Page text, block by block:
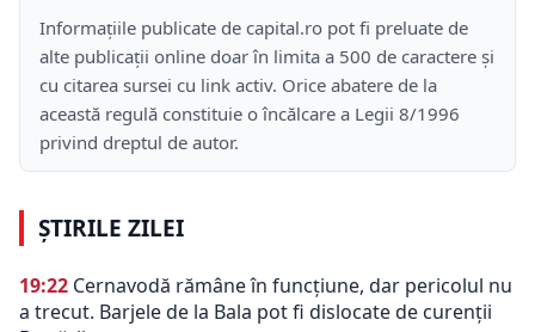
Informațiile publicate de capital.ro pot fi preluate de
alte publicații online doar în limita a 500 de caractere și
cu citarea sursei cu link activ. Orice abatere de la
această regulă constituie o încălcare a Legii 8/1996
privind dreptul de autor.
ȘTIRILE ZILEI
19:22 Cernavodă rămâne în funcțiune, dar pericolul nu
a trecut. Barjele de la Bala pot fi dislocate de curenții